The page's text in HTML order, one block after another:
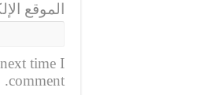
الموقع
time I
comment.